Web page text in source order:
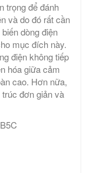
trọng để đánh
và do đó rất cần
dòng điện
mục đích này.
điện không tiếp
hóa giữa cảm
cao. Hơn nữa,
đơn giản và